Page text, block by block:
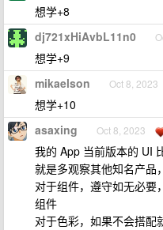
想学+8
dj721xHiAvbL11n0
想学+9
mikaelson Oct 8, 2023
想学+10
asaxing Oct 8, 2023
我的 App 当前版本的 UI
就是多观察其他知名产品
对于组件，遵守如无必要
组件
对于色彩，如果不会搭配